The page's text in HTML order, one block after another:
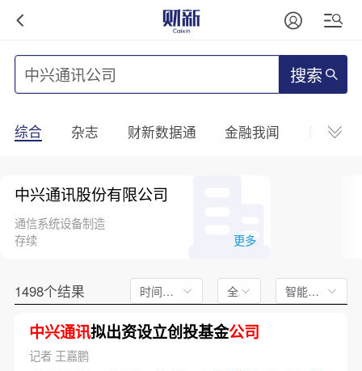
搜索
综合 杂志 财新数据通 金融我闻 财新
中兴通讯股份有限公司
通信系统设备制造
存续
更多
1498个结果 时间不限 全文 智能排序
中兴通讯拟出资设立创投基金公司
记者 王嘉鹏